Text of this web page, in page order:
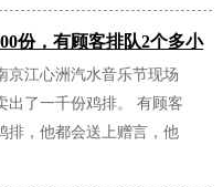
份，有顾客排队2个多小
京江心洲汽水音乐节现场
出了一千份鸡排。 有顾客
排，他都会送上赠言，他